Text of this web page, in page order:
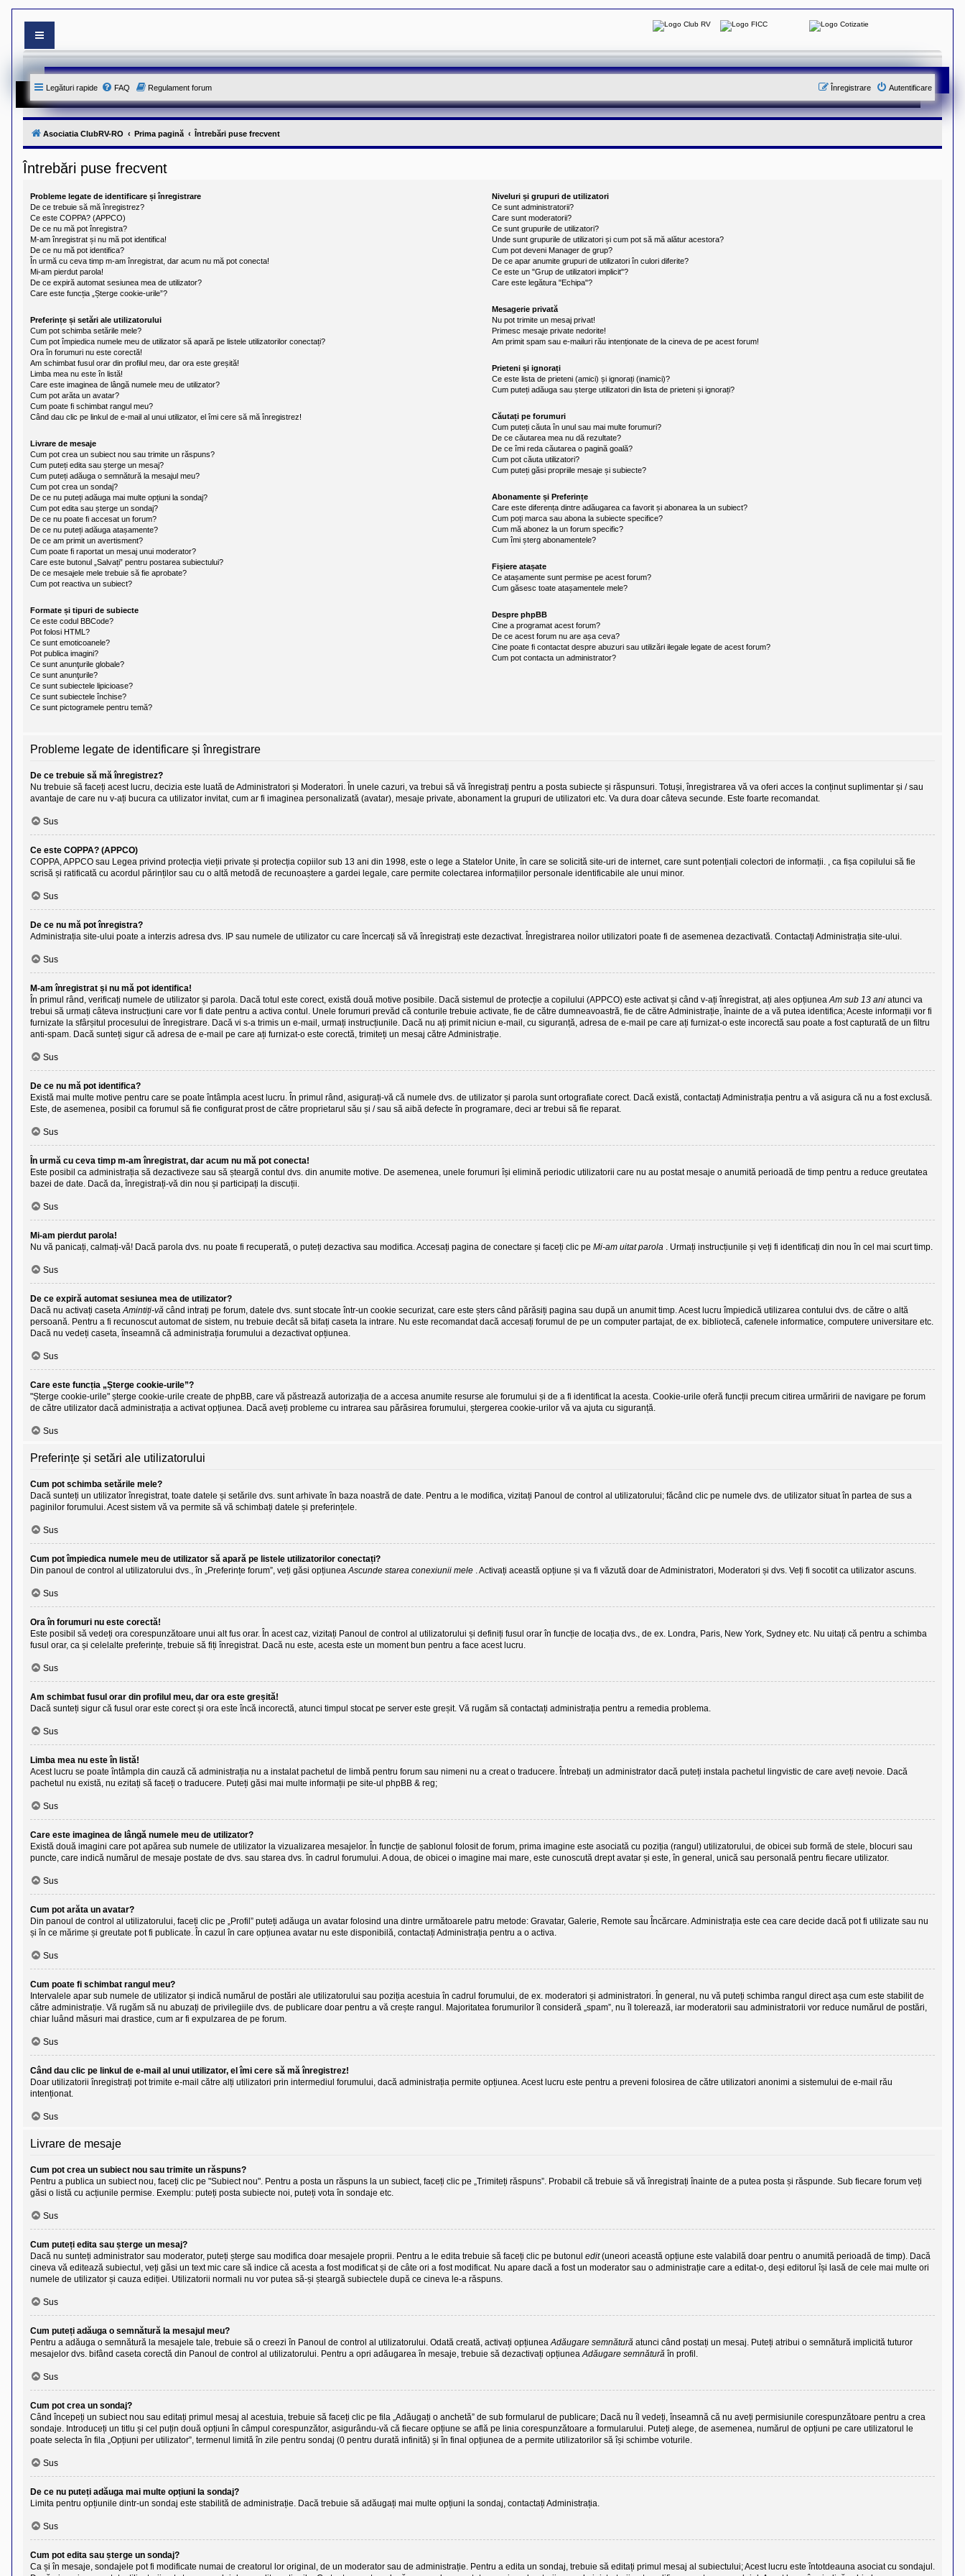
S
e
o
a
Legături rapide FAQ Regulament forum Autentificare
Înregistrare
Asociatia ClubRV-RO Prima pagină Întrebări puse frecvent
Întrebări puse frecvent
Probleme legate de identificare și înregistrare
De ce trebuie să mă înregistrez?
Ce este COPPA? (APPCO)
De ce nu mă pot înregistra?
M-am înregistrat și nu mă pot identifica!
De ce nu mă pot identifica?
În urmă cu ceva timp m-am înregistrat, dar acum nu mă pot conecta!
Mi-am pierdut parola!
De ce expiră automat sesiunea mea de utilizator?
Care este funcția „Șterge cookie-urile”?
Preferințe și setări ale utilizatorului
Cum pot schimba setările mele?
Cum pot împiedica numele meu de utilizator să apară pe listele utilizatorilor conectați?
Ora în forumuri nu este corectă!
Am schimbat fusul orar din profilul meu, dar ora este greșită!
Limba mea nu este în listă!
Care este imaginea de lângă numele meu de utilizator?
Cum pot arăta un avatar?
Cum poate fi schimbat rangul meu?
Când dau clic pe linkul de e-mail al unui utilizator, el îmi cere să mă înregistrez!
Livrare de mesaje
Cum pot crea un subiect nou sau trimite un răspuns?
Cum puteți edita sau șterge un mesaj?
Cum puteți adăuga o semnătură la mesajul meu?
Cum pot crea un sondaj?
De ce nu puteți adăuga mai multe opțiuni la sondaj?
Cum pot edita sau șterge un sondaj?
De ce nu poate fi accesat un forum?
De ce nu puteți adăuga atașamente?
De ce am primit un avertisment?
Cum poate fi raportat un mesaj unui moderator?
Care este butonul „Salvați” pentru postarea subiectului?
De ce mesajele mele trebuie să fie aprobate?
Cum pot reactiva un subiect?
Formate și tipuri de subiecte
Ce este codul BBCode?
Pot folosi HTML?
Ce sunt emoticoanele?
Pot publica imagini?
Ce sunt anunţurile globale?
Ce sunt anunţurile?
Ce sunt subiectele lipicioase?
Ce sunt subiectele închise?
Ce sunt pictogramele pentru temă?
Niveluri și grupuri de utilizatori
Ce sunt administratorii?
Care sunt moderatorii?
Ce sunt grupurile de utilizatori?
Unde sunt grupurile de utilizatori și cum pot să mă alătur acestora?
Cum pot deveni Manager de grup?
De ce apar anumite grupuri de utilizatori în culori diferite?
Ce este un "Grup de utilizatori implicit"?
Care este legătura "Echipa"?
Mesagerie privată
Nu pot trimite un mesaj privat!
Primesc mesaje private nedorite!
Am primit spam sau e-mailuri rău intenționate de la cineva de pe acest forum!
Prieteni și ignorați
Ce este lista de prieteni (amici) și ignorați (inamici)?
Cum puteți adăuga sau șterge utilizatori din lista de prieteni și ignorați?
Căutați pe forumuri
Cum puteți căuta în unul sau mai multe forumuri?
De ce căutarea mea nu dă rezultate?
De ce îmi reda căutarea o pagină goală?
Cum pot căuta utilizatori?
Cum puteți găsi propriile mesaje și subiecte?
Abonamente și Preferințe
Care este diferența dintre adăugarea ca favorit și abonarea la un subiect?
Cum poți marca sau abona la subiecte specifice?
Cum mă abonez la un forum specific?
Cum îmi șterg abonamentele?
Fișiere atașate
Ce atașamente sunt permise pe acest forum?
Cum găsesc toate atașamentele mele?
Despre phpBB
Cine a programat acest forum?
De ce acest forum nu are așa ceva?
Cine poate fi contactat despre abuzuri sau utilizări ilegale legate de acest forum?
Cum pot contacta un administrator?
Probleme legate de identificare și înregistrare
De ce trebuie să mă înregistrez?
Nu trebuie să faceți acest lucru, decizia este luată de Administratori și Moderatori. În unele cazuri, va trebui să vă înregistrați pentru a posta subiecte și răspunsuri. Totuși, înregistrarea vă va oferi acces la conținut suplimentar și / sau
avantaje de care nu v-ați bucura ca utilizator invitat, cum ar fi imaginea personalizată (avatar), mesaje private, abonament la grupuri de utilizatori etc. Va dura doar câteva secunde. Este foarte recomandat.
Sus
Ce este COPPA? (APPCO)
COPPA, APPCO sau Legea privind protecția vieții private și protecția copiilor sub 13 ani din 1998, este o lege a Statelor Unite, în care se solicită site-uri de internet, care sunt potențiali colectori de informații. , ca fișa copilului să fie
scrisă și ratificată cu acordul părinților sau cu o altă metodă de recunoaștere a gardei legale, care permite colectarea informațiilor personale identificabile ale unui minor.
Sus
De ce nu mă pot înregistra?
Administrația site-ului poate a interzis adresa dvs. IP sau numele de utilizator cu care încercați să vă înregistrați este dezactivat. Înregistrarea noilor utilizatori poate fi de asemenea dezactivată. Contactați Administrația site-ului.
Sus
M-am înregistrat și nu mă pot identifica!
În primul rând, verificați numele de utilizator și parola. Dacă totul este corect, există două motive posibile. Dacă sistemul de protecție a copilului (APPCO) este activat și când v-ați înregistrat, ați ales opțiuneaAm sub 13 ani atunci va
trebui să urmați câteva instrucțiuni care vor fi date pentru a activa contul. Unele forumuri prevăd că conturile trebuie activate, fie de către dumneavoastră, fie de către Administrație, înainte de a vă putea identifica; Aceste informații vor fi
furnizate la sfârșitul procesului de înregistrare. Dacă vi s-a trimis un e-mail, urmați instrucțiunile. Dacă nu ați primit niciun e-mail, cu siguranță, adresa de e-mail pe care ați furnizat-o este incorectă sau poate a fost capturată de un filtru
anti-spam. Dacă sunteți sigur că adresa de e-mail pe care ați furnizat-o este corectă, trimiteți un mesaj către Administrație.
Sus
De ce nu mă pot identifica?
Există mai multe motive pentru care se poate întâmpla acest lucru. În primul rând, asigurați-vă că numele dvs. de utilizator și parola sunt ortografiate corect. Dacă există, contactați Administrația pentru a vă asigura că nu a fost exclusă.
Este, de asemenea, posibil ca forumul să fie configurat prost de către proprietarul său și / sau să aibă defecte în programare, deci ar trebui să fie reparat.
Sus
În urmă cu ceva timp m-am înregistrat, dar acum nu mă pot conecta!
Este posibil ca administrația să dezactiveze sau să șteargă contul dvs. din anumite motive. De asemenea, unele forumuri își elimină periodic utilizatorii care nu au postat mesaje o anumită perioadă de timp pentru a reduce greutatea
bazei de date. Dacă da, înregistrați-vă din nou și participați la discuții.
Sus
Mi-am pierdut parola!
Nu vă panicați, calmați-vă! Dacă parola dvs. nu poate fi recuperată, o puteți dezactiva sau modifica. Accesați pagina de conectare și faceți clic pe Mi-am uitat parola . Urmați instrucțiunile și veți fi identificați din nou în cel mai scurt timp.
Sus
De ce expiră automat sesiunea mea de utilizator?
Dacă nu activați casetaAmintiți-vă când intrați pe forum, datele dvs. sunt stocate într-un cookie securizat, care este șters când părăsiți pagina sau după un anumit timp. Acest lucru împiedică utilizarea contului dvs. de către o altă
persoană. Pentru a fi recunoscut automat de sistem, nu trebuie decât să bifați caseta la intrare. Nu este recomandat dacă accesați forumul de pe un computer partajat, de ex. bibliotecă, cafenele informatice, computere universitare etc.
Dacă nu vedeți caseta, înseamnă că administrația forumului a dezactivat opțiunea.
Sus
Care este funcția „Șterge cookie-urile”?
"Șterge cookie-urile" șterge cookie-urile create de phpBB, care vă păstrează autorizația de a accesa anumite resurse ale forumului și de a fi identificat la acesta. Cookie-urile oferă funcții precum citirea urmăririi de navigare pe forum
de către utilizator dacă administrația a activat opțiunea. Dacă aveți probleme cu intrarea sau părăsirea forumului, ștergerea cookie-urilor vă va ajuta cu siguranță.
Sus
Preferințe și setări ale utilizatorului
Cum pot schimba setările mele?
Dacă sunteți un utilizator înregistrat, toate datele și setările dvs. sunt arhivate în baza noastră de date. Pentru a le modifica, vizitați Panoul de control al utilizatorului; făcând clic pe numele dvs. de utilizator situat în partea de sus a
paginilor forumului. Acest sistem vă va permite să vă schimbați datele și preferințele.
Sus
Cum pot împiedica numele meu de utilizator să apară pe listele utilizatorilor conectați?
Din panoul de control al utilizatorului dvs., în „Preferințe forum”, veți găsi opțiuneaAscunde starea conexiunii mele . Activați această opțiune și va fi văzută doar de Administratori, Moderatori și dvs. Veți fi socotit ca utilizator ascuns.
Sus
Ora în forumuri nu este corectă!
Este posibil să vedeți ora corespunzătoare unui alt fus orar. În acest caz, vizitați Panoul de control al utilizatorului și definiți fusul orar în funcție de locația dvs., de ex. Londra, Paris, New York, Sydney etc. Nu uitați că pentru a schimba
fusul orar, ca și celelalte preferințe, trebuie să fiți înregistrat. Dacă nu este, acesta este un moment bun pentru a face acest lucru.
Sus
Am schimbat fusul orar din profilul meu, dar ora este greșită!
Dacă sunteți sigur că fusul orar este corect și ora este încă incorectă, atunci timpul stocat pe server este greșit. Vă rugăm să contactați administrația pentru a remedia problema.
Sus
Limba mea nu este în listă!
Acest lucru se poate întâmpla din cauză că administrația nu a instalat pachetul de limbă pentru forum sau nimeni nu a creat o traducere. Întrebați un administrator dacă puteți instala pachetul lingvistic de care aveți nevoie. Dacă
pachetul nu există, nu ezitați să faceți o traducere. Puteți găsi mai multe informații pe site-ul phpBB & reg;
Sus
Care este imaginea de lângă numele meu de utilizator?
Există două imagini care pot apărea sub numele de utilizator la vizualizarea mesajelor. În funcție de șablonul folosit de forum, prima imagine este asociată cu poziția (rangul) utilizatorului, de obicei sub formă de stele, blocuri sau
puncte, care indică numărul de mesaje postate de dvs. sau starea dvs. în cadrul forumului. A doua, de obicei o imagine mai mare, este cunoscută drept avatar și este, în general, unică sau personală pentru fiecare utilizator.
Sus
Cum pot arăta un avatar?
Din panoul de control al utilizatorului, faceți clic pe „Profil” puteți adăuga un avatar folosind una dintre următoarele patru metode: Gravatar, Galerie, Remote sau Încărcare. Administrația este cea care decide dacă pot fi utilizate sau nu
și în ce mărime și greutate pot fi publicate. În cazul în care opțiunea avatar nu este disponibilă, contactați Administrația pentru a o activa.
Sus
Cum poate fi schimbat rangul meu?
Intervalele apar sub numele de utilizator și indică numărul de postări ale utilizatorului sau poziția acestuia în cadrul forumului, de ex. moderatori și administratori. În general, nu vă puteți schimba rangul direct așa cum este stabilit de
către administrație. Vă rugăm să nu abuzați de privilegiile dvs. de publicare doar pentru a vă crește rangul. Majoritatea forumurilor îl consideră „spam”, nu îl tolerează, iar moderatorii sau administratorii vor reduce numărul de postări,
chiar luând măsuri mai drastice, cum ar fi expulzarea de pe forum.
Sus
Când dau clic pe linkul de e-mail al unui utilizator, el îmi cere să mă înregistrez!
Doar utilizatorii înregistrați pot trimite e-mail către alți utilizatori prin intermediul forumului, dacă administrația permite opțiunea. Acest lucru este pentru a preveni folosirea de către utilizatori anonimi a sistemului de e-mail rău
intenționat.
Sus
Livrare de mesaje
Cum pot crea un subiect nou sau trimite un răspuns?
Pentru a publica un subiect nou, faceți clic pe "Subiect nou". Pentru a posta un răspuns la un subiect, faceți clic pe „Trimiteți răspuns”. Probabil că trebuie să vă înregistrați înainte de a putea posta și răspunde. Sub fiecare forum veți
găsi o listă cu acțiunile permise. Exemplu: puteți posta subiecte noi, puteți vota în sondaje etc.
Sus
Cum puteți edita sau șterge un mesaj?
Dacă nu sunteți administrator sau moderator, puteți șterge sau modifica doar mesajele proprii. Pentru a le edita trebuie să faceți clic pe butonul edit(uneori această opțiune este valabilă doar pentru o anumită perioadă de timp). Dacă
cineva vă editează subiectul, veți găsi un text mic care să indice că acesta a fost modificat și de câte ori a fost modificat. Nu apare dacă a fost un moderator sau o administrație care a editat-o, deși editorul își lasă de cele mai multe ori
numele de utilizator și cauza ediției. Utilizatorii normali nu vor putea să-și șteargă subiectele după ce cineva le-a răspuns.
Sus
Cum puteți adăuga o semnătură la mesajul meu?
Pentru a adăuga o semnătură la mesajele tale, trebuie să o creezi în Panoul de control al utilizatorului. Odată creată, activați opțiuneaAdăugare semnătură atunci când postați un mesaj. Puteți atribui o semnătură implicită tuturor
mesajelor dvs. bifând caseta corectă din Panoul de control al utilizatorului. Pentru a opri adăugarea în mesaje, trebuie să dezactivați opțiuneaAdăugare semnătură în profil.
Sus
Cum pot crea un sondaj?
Când începeți un subiect nou sau editați primul mesaj al acestuia, trebuie să faceți clic pe fila „Adăugați o anchetă” de sub formularul de publicare; Dacă nu îl vedeți, înseamnă că nu aveți permisiunile corespunzătoare pentru a crea
sondaje. Introduceți un titlu și cel puțin două opțiuni în câmpul corespunzător, asigurându-vă că fiecare opțiune se află pe linia corespunzătoare a formularului. Puteți alege, de asemenea, numărul de opțiuni pe care utilizatorul le
poate selecta în fila „Opțiuni per utilizator”, termenul limită în zile pentru sondaj (0 pentru durată infinită) și în final opțiunea de a permite utilizatorilor să își schimbe voturile.
Sus
De ce nu puteți adăuga mai multe opțiuni la sondaj?
Limita pentru opțiunile dintr-un sondaj este stabilită de administrație. Dacă trebuie să adăugați mai multe opțiuni la sondaj, contactați Administrația.
Sus
Cum pot edita sau șterge un sondaj?
Ca și în mesaje, sondajele pot fi modificate numai de creatorul lor original, de un moderator sau de administrație. Pentru a edita un sondaj, trebuie să editați primul mesaj al subiectului; Acest lucru este întotdeauna asociat cu sondajul.